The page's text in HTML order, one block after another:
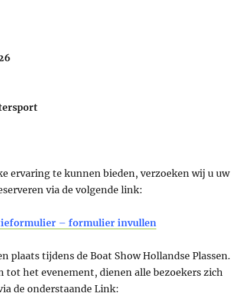
ervaring te kunnen bieden, verzoeken wij u uw
via de volgende link:
– formulier invullen
plaats tijdens de Boat Show Hollandse Plassen.
tot het evenement, dienen alle bezoekers zich
de onderstaande Link: